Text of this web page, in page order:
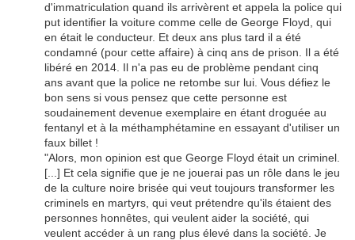
d'immatriculation quand ils arrivèrent et appela la police qui
put identifier la voiture comme celle de George Floyd, qui
en était le conducteur. Et deux ans plus tard il a été
condamné (pour cette affaire) à cinq ans de prison. Il a été
libéré en 2014. Il n'a pas eu de problème pendant cinq
ans avant que la police ne retombe sur lui. Vous défiez le
bon sens si vous pensez que cette personne est
soudainement devenue exemplaire en étant droguée au
fentanyl et à la méthamphétamine en essayant d'utiliser un
faux billet !
"Alors, mon opinion est que George Floyd était un criminel.
[...] Et cela signifie que je ne jouerai pas un rôle dans le jeu
de la culture noire brisée qui veut toujours transformer les
criminels en martyrs, qui veut prétendre qu'ils étaient des
personnes honnêtes, qui veulent aider la société, qui
veulent accéder à un rang plus élevé dans la société. Je